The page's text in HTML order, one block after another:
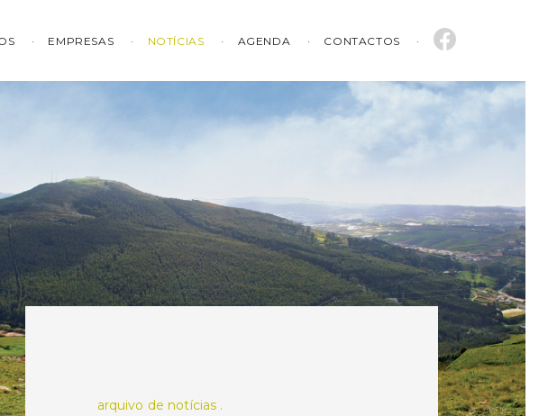
EMPRESAS NOTÍCIAS AGENDA CONTACTOS
arquivo de notícias .